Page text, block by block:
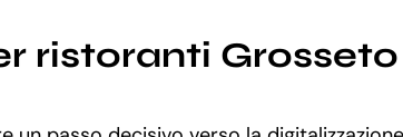
ristoranti Grosseto